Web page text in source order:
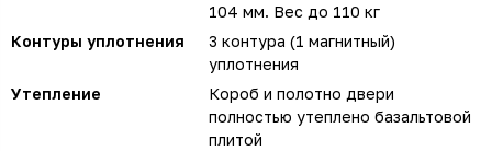
104 мм. Вес до 110 кг
Контуры уплотнения
3 контура (1 магнитный)
уплотнения
Утепление
Короб и полотно двери
полностью утеплено базальтовой
плитой